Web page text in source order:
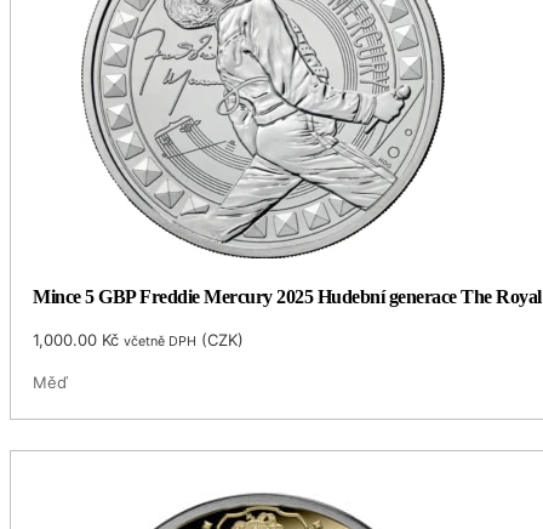
Mince 5 GBP Freddie Mercury 2025 Hudební generace The
1,000.00 Kč včetně DPH (CZK)
Měď